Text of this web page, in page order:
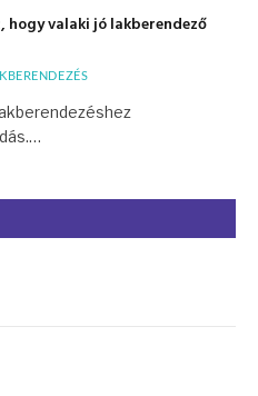
hogy valaki jó lakberendező